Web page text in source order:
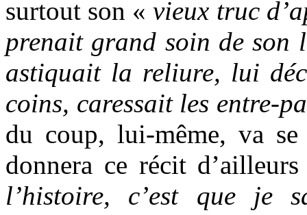
surtout son «vieux truc
prenait grand soin de
astiquait la reliure, lui
coins, caressait les entre-
du coup, lui-même, va
donnera ce récit
l’histoire, c’est que je